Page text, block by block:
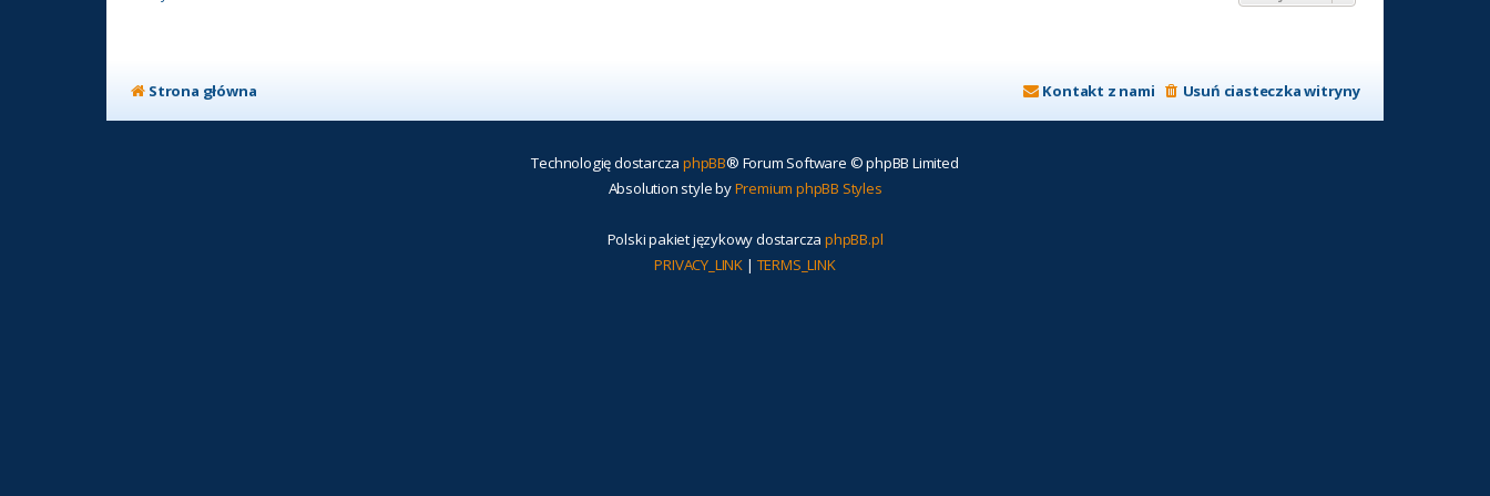
Strona główna Usuń ciasteczka witryny
Kontakt z nami
Technologię dostarcza phpBB® Forum Software © phpBB Limited
Absolution style byPremium phpBB Styles
Polski pakiet językowy dostarcza phpBB.pl
PRIVACY_LINK | TERMS_LINK